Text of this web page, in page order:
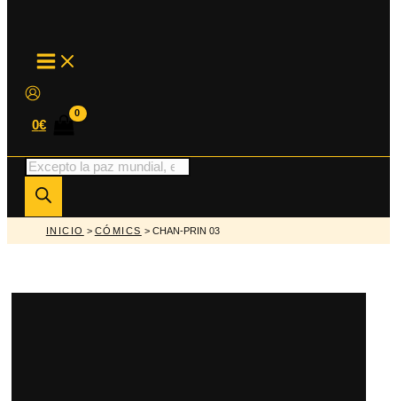
MAIN
MENU
0€
Búsqueda
de
productos
INICIO > CÓMICS > CHAN-PRIN 03